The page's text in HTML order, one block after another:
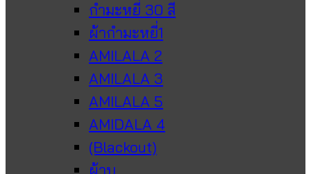
กำมะหยี่ 30 สี
ผ้ากำมะหยี่1
AMILALA 2
AMILALA 3
AMILALA 5
AMIDALA 4
(Blackout)
ผ้าบุ